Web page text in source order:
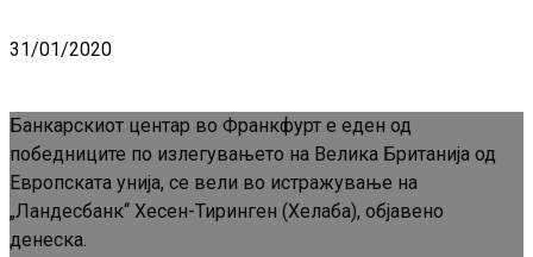
31/01/2020
Банкарскиот центар во Франкфурт е еден од
победниците по излегувањето на Велика Британија од
Европската унија, се вели во истражување на
„Ландесбанк“ Хесен-Тиринген (Хелаба), објавено
денеска.